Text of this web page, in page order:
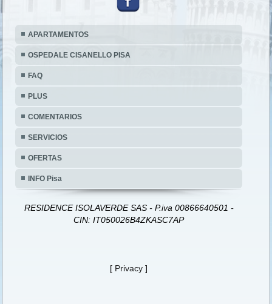
APARTAMENTOS
OSPEDALE CISANELLO PISA
FAQ
PLUS
COMENTARIOS
SERVICIOS
OFERTAS
INFO Pisa
RESIDENCE ISOLAVERDE SAS - P.iva 00866640501 -
CIN: IT050026B4ZKASC7AP
[ Privacy ]